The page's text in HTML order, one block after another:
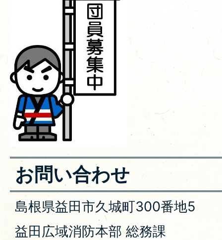
お問い合わせ
島根県益田市久城町300番地5
益田広域消防本部 総務課